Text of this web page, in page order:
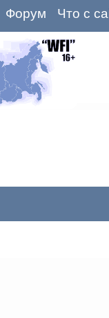
Форум Что с